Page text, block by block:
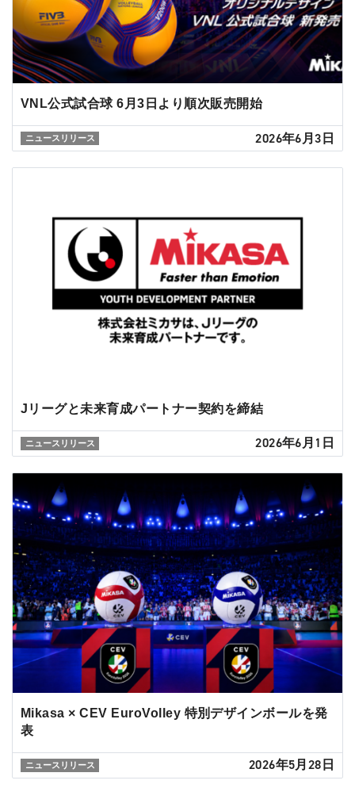
VNL公式試合球 6月3日より順次販売開始
ニュースリリース 2026年6月3日
Jリーグと未来育成パートナー契約を締結
ニュースリリース 2026年6月1日
Mikasa × CEV EuroVolley 特別デザインボールを発
表
ニュースリリース 2026年5月28日